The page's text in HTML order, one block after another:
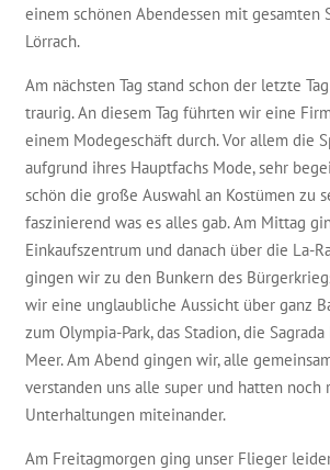
einem schönen Abendessen mit gesamten
Lörrach.
Am nächsten Tag stand schon der letzte
traurig. An diesem Tag führten wir eine
einem Modegeschäft durch. Vor allem die
aufgrund ihres Hauptfachs Mode, sehr
schön die große Auswahl an Kostümen zu
faszinierend was es alles gab. Am Mittag
Einkaufszentrum und danach über die La-
gingen wir zu den Bunkern des
wir eine unglaubliche Aussicht über ganz
zum Olympia-Park, das Stadion, die
Meer. Am Abend gingen wir, alle
verstanden uns alle super und hatten noch
Unterhaltungen miteinander.
Am Freitagmorgen ging unser Flieger